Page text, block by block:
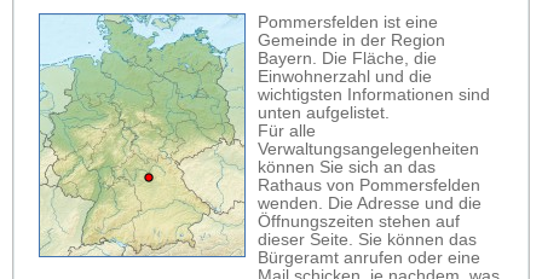
Pommersfelden ist eine
Gemeinde in der Region
Bayern. Die Fläche, die
Einwohnerzahl und die
wichtigsten Informationen sind
unten aufgelistet.
Für alle
Verwaltungsangelegenheiten
können Sie sich an das
Rathaus von Pommersfelden
wenden. Die Adresse und die
Öffnungszeiten stehen auf
dieser Seite. Sie können das
Bürgeramt anrufen oder eine